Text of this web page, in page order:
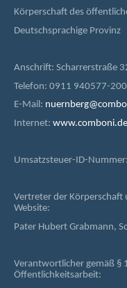
Körperschaft des
Deutschsprachige Provinz
Anschrift: Scharrerstraße
Telefon: 0911 940577-200
E-Mail:
Internet: www.comboni.de
Umsatzsteuer-ID-
Vertreter der
Website:
Pater Hubert Grabmann,
Verantwortlicher gemäß §
Öffentlichkeitsarbeit: